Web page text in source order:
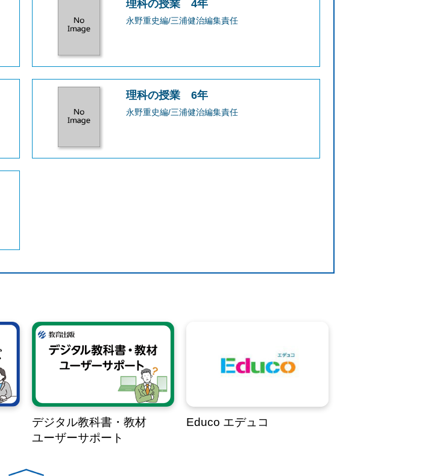
理科の授業 4年
永野重史編/三浦健治編集責任
理科の授業 6年
永野重史編/三浦健治編集責任
デジタル教科書・教材
ユーザーサポート
Educo エデュコ